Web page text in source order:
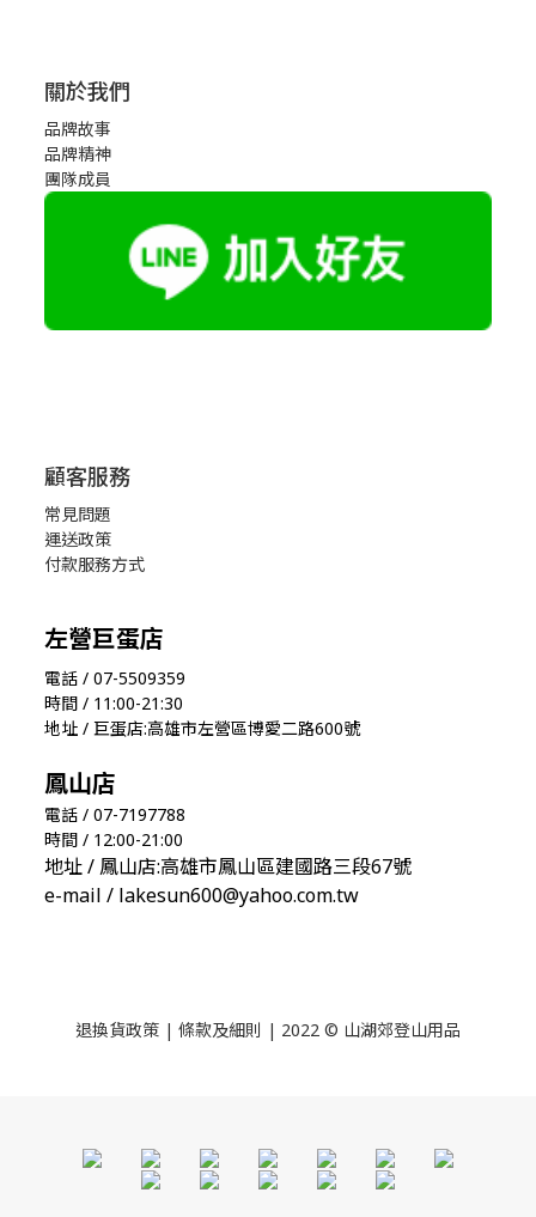
關於我們
品牌故事
品牌精神
團隊成員
顧客服務
常見問題
運送政策
付款服務方式
左營巨蛋店
電話 / 07-5509359
時間 / 11:00-21:30
地址 / 巨蛋店:高雄市左營區博愛二路600號
鳳山店
電話 / 07-7197788
時間 / 12:00-21:00
地址 / 鳳山店:高雄市鳳山區建國路三段67號
e-mail / lakesun600@yahoo.com.tw
退換貨政策 | 條款及細則 | 2022 © 山湖郊登山用品